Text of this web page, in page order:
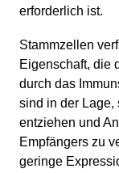
erforderlich ist.
Stammzellen
Eigenschaft, die
durch das
sind in der Lage,
entziehen und
Empfängers zu
geringe